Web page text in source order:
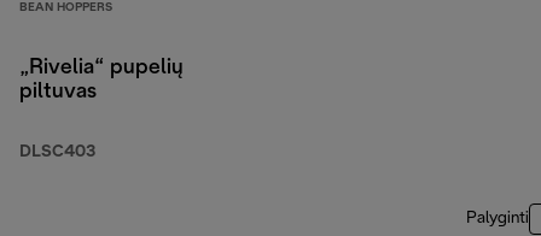
BEAN HOPPERS
„Rivelia“ pupelių
piltuvas
DLSC403
Palyginti